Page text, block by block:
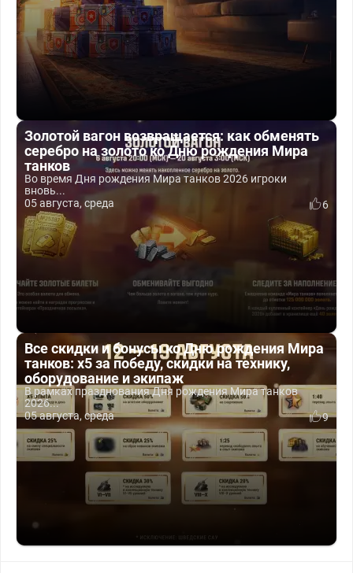
Золотой вагон возвращается: как обменять
серебро на золото ко Дню рождения Мира
танков
Во время Дня рождения Мира танков 2026 игроки
вновь...
05 августа, среда
6
Все скидки и бонусы ко Дню рождения Мира
танков: x5 за победу, скидки на технику,
оборудование и экипаж
В рамках празднования Дня рождения Мира танков
2026...
05 августа, среда
9